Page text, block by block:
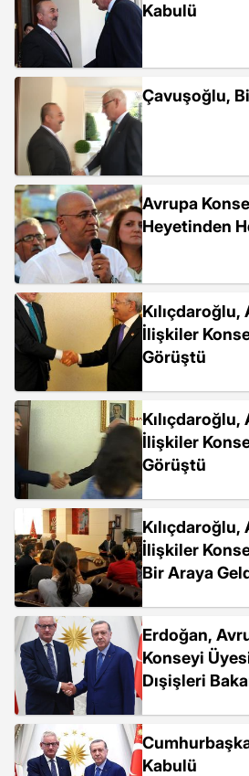
Kabulü
Çavuşoğlu,
Avrupa
Heyetinden
Kılıçdaroğlu,
İlişkiler
Görüştü
Kılıçdaroğlu,
İlişkiler
Görüştü
Kılıçdaroğlu,
İlişkiler
Bir Araya
Erdoğan,
Konseyi
Dışişleri
Kabulü